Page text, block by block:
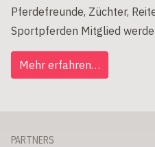
Pferdefreunde, Züchter,
Sportpferden Mitglied
Mehr erfahren…
PARTNERS